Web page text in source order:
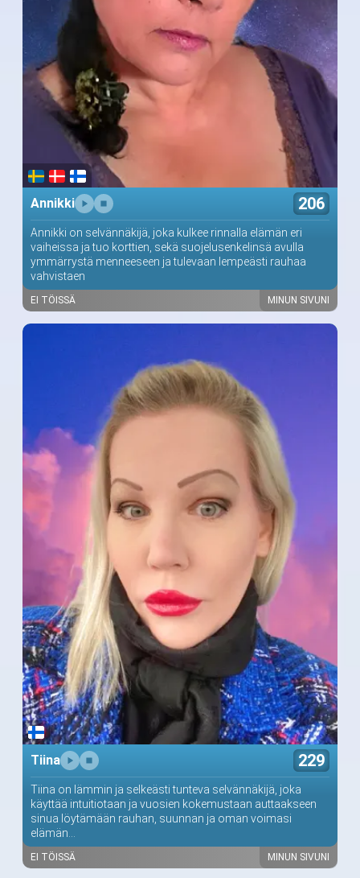
Annikki 206
Annikki on selvännäkijä, joka kulkee rinnalla elämän eri
vaiheissa ja tuo korttien, sekä suojelusenkelinsä avulla
ymmärrystä menneeseen ja tulevaan lempeästi rauhaa
vahvistaen
EI TÖISSÄ MINUN SIVUNI
Tiina 229
Tiina on lämmin ja selkeästi tunteva selvännäkijä, joka
käyttää intuitiotaan ja vuosien kokemustaan auttaakseen
sinua löytämään rauhan, suunnan ja oman voimasi
elämän...
EI TÖISSÄ MINUN SIVUNI